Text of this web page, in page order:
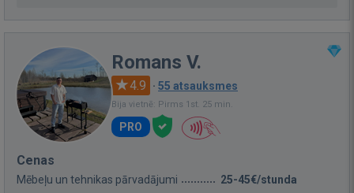
Romans V.
4.9 · 55 atsauksmes
Bija vietnē: Pirms 1st. 25 min.
PRO
Cenas
Mēbeļu un tehnikas pārvadājumi 25-45€/stunda